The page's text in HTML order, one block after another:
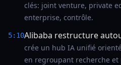
clés: joint venture, private
enterprise, contrôle.
5:10Alibaba restructure
crée un hub IA unifié
en regroupant recherche